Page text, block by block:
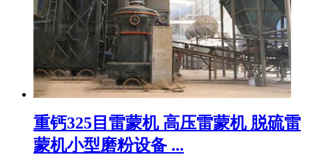
重钙325目雷蒙机 高压雷蒙机 脱硫雷
蒙机小型磨粉设备 ...